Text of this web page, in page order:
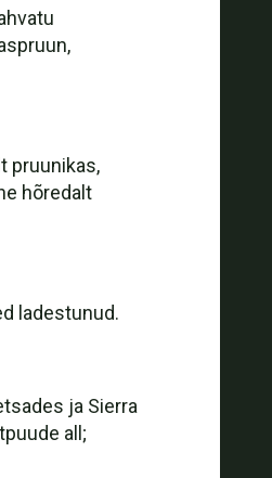
pruunikas,
hõredalt
ladestunud.
ja Sierra
all;